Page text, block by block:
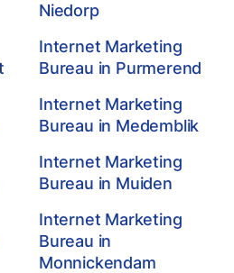
Niedorp
Internet Marketing
Bureau in Purmerend
Internet Marketing
Bureau in Medemblik
Internet Marketing
Bureau in Muiden
Internet Marketing
Bureau in
Monnickendam